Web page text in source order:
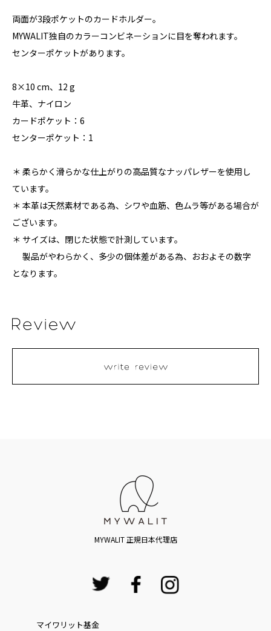
両面が3段ポケットのカードホルダー。
MYWALIT独自のカラーコンビネーションに目を奪われます。
センターポケットがあります。
8×10 cm、12 g
牛革、ナイロン
カードポケット：6
センターポケット：1
＊ 柔らかく滑らかな仕上がりの高品質なナッパレザーを使用し
ています。
＊ 本革は天然素材である為、シワや血筋、色ムラ等がある場合が
ございます。
＊ サイズは、閉じた状態で計測しています。
製品がやわらかく、多少の個体差がある為、おおよその数字
となります。
MYWALIT 正規日本代理店
マイワリット基金